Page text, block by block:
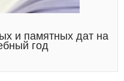
и памятных дат на
год